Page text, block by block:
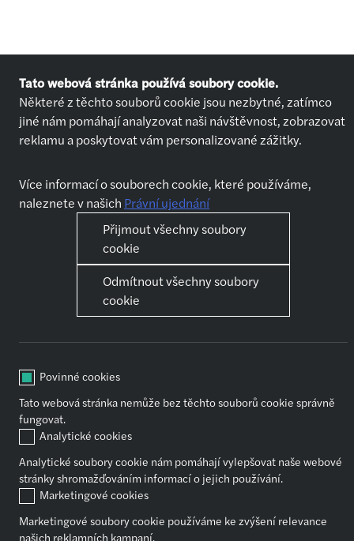
Nabídky práce
Jak se připravit na pohovor
Kdo jsme
Daňové poradenství
Transakční poradenství
První kroky
Kariérní růst
Práce a volný čas
Sdílet
Právní ujednání
Copyright Forvis Mazars Group
Tato webová stránka používá soubory cookie.
Některé z těchto souborů cookie jsou nezbytné, zatímco
jiné nám pomáhají analyzovat naši návštěvnost, zobrazovat
reklamu a poskytovat vám personalizované zážitky.
Více informací o souborech cookie, které používáme,
naleznete v našich Právní ujednání
Přijmout všechny soubory
cookie
Odmítnout všechny soubory
cookie
Povinné cookies
Tato webová stránka nemůže bez těchto souborů cookie správně
fungovat.
Analytické cookies
Analytické soubory cookie nám pomáhají vylepšovat naše webové
stránky shromažďováním informací o jejich používání.
Marketingové cookies
Marketingové soubory cookie používáme ke zvýšení relevance
našich reklamních kampaní.